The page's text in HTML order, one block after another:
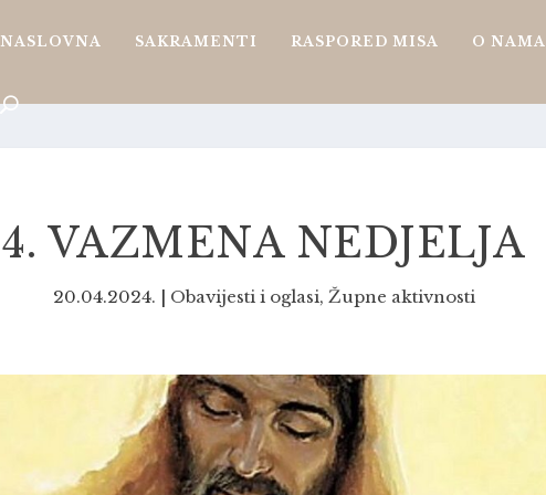
NASLOVNA SAKRAMENTI RASPORED MISA O NAMA
4. VAZMENA NEDJELJA
20.04.2024. | Obavijesti i oglasi, Župne aktivnosti